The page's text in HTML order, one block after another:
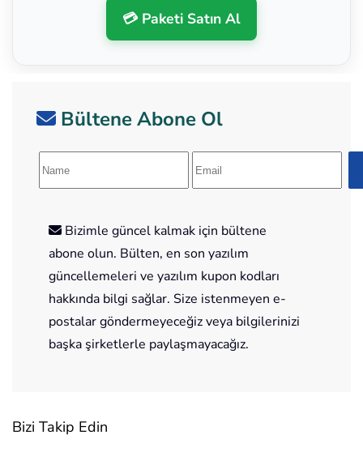
💳 Paketi Satın Al
Bültene Abone Ol
Bizimle güncel kalmak için bültene
abone olun. Bülten, en son yazılım
güncellemeleri ve yazılım kupon kodları
hakkında bilgi sağlar. Size istenmeyen e-
postalar göndermeyeceğiz veya bilgilerinizi
başka şirketlerle paylaşmayacağız.
Bizi Takip Edin